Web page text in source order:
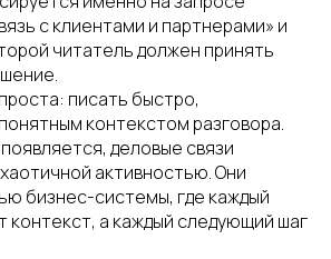
с клиентами и партнерами» и
читатель должен принять
писать быстро,
контекстом разговора.
деловые связи
активностью. Они
бизнес-системы, где каждый
контекст, а каждый следующий шаг